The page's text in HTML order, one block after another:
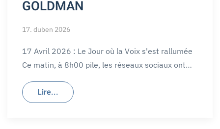
GOLDMAN
17. duben 2026
17 Avril 2026 : Le Jour où la Voix s'est rallumée
Ce matin, à 8h00 pile, les réseaux sociaux ont…
Lire...